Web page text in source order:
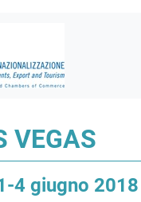
VEGAS
4 giugno 2018